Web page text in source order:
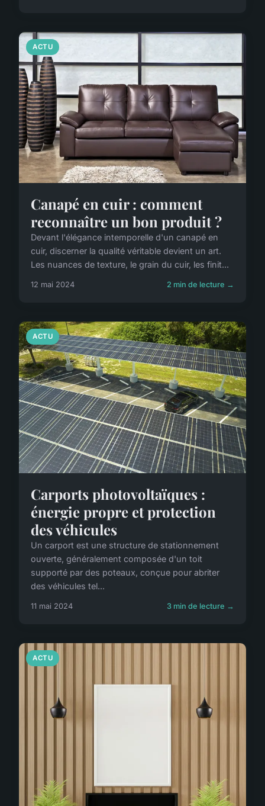
ACTU
Canapé en cuir : comment
reconnaître un bon produit ?
Devant l'élégance intemporelle d'un canapé en
cuir, discerner la qualité véritable devient un art.
Les nuances de texture, le grain du cuir, les finit...
12 mai 2024 2 min de lecture →
ACTU
Carports photovoltaïques :
énergie propre et protection
des véhicules
Un carport est une structure de stationnement
ouverte, généralement composée d'un toit
supporté par des poteaux, conçue pour abriter
des véhicules tel...
11 mai 2024 3 min de lecture →
ACTU